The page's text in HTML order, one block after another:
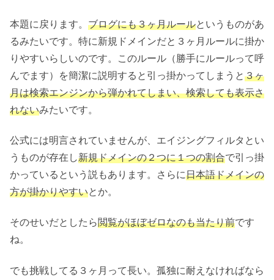
本題に戻ります。 ブログにも３ヶ月ルールというものがあ
るみたいです。特に新規ドメインだと３ヶ月ルールに掛か
りやすいらしいのです。このルール（勝手にルールって呼
んでます）を簡潔に説明すると引っ掛かってしまうと３ヶ
月は検索エンジンから弾かれてしまい、検索しても表示さ
れないみたいです。
公式には明言されていませんが、エイジングフィルタとい
うものが存在し新規ドメインの２つに１つの割合で引っ掛
かっているという説もあります。さらに日本語ドメインの
方が掛かりやすいとか。
そのせいだとしたら閲覧がほぼゼロなのも当たり前です
ね。
でも挑戦してる３ヶ月って長い。孤独に耐えなければなら